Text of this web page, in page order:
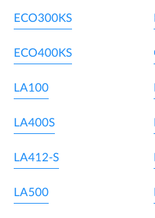
ECO300KS
ECO400KS
LA100
LA400S
LA412-S
LA500